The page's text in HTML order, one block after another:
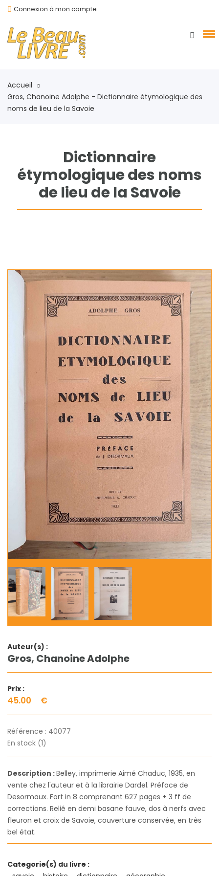
Connexion à mon compte
Accueil
Gros, Chanoine Adolphe - Dictionnaire étymologique des
noms de lieu de la Savoie
Dictionnaire
étymologique des noms
de lieu de la Savoie
Auteur(s) :
Gros, Chanoine Adolphe
Prix :
45.00 €
Référence : 40077
En stock (1)
Description :Belley, imprimerie Aimé Chaduc, 1935, en
vente chez l'auteur et à la librairie Dardel. Préface de
Desormaux. Fort in 8 comprenant 627 pages + 3 ff de
corrections. Relié en demi basane fauve, dos à nerfs avec
fleuron et croix de Savoie, couverture conservée, en très
bel état.
Categorie(s) du livre :